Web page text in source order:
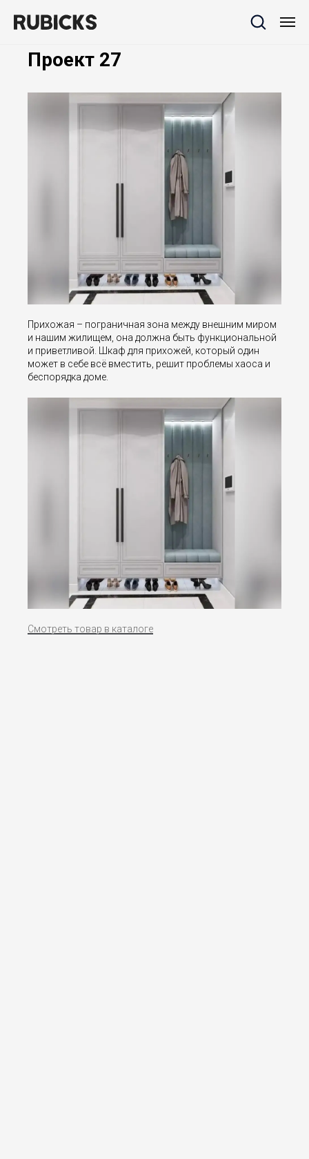
Проект 27
Прихожая – пограничная зона между внешним миром
и нашим жилищем, она должна быть функциональной
и приветливой. Шкаф для прихожей, который один
может в себе всё вместить, решит проблемы хаоса и
беспорядка доме.
Смотреть товар в каталоге